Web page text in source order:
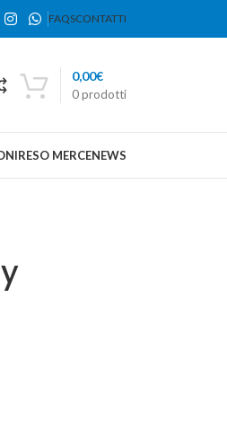
FAQSCONTATTI
0prodotti
0,00€
RESO MERCENEWS